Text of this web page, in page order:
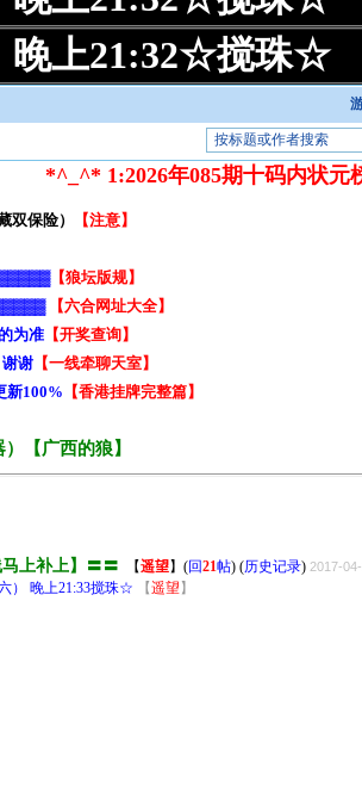
晚上21:32☆搅珠☆
1:2026年085期十码内状元榜：【
上补上】〓〓 【遥望】(回21帖) (历史记录)2017-
） 晚上21:33搅珠☆ 【遥望 】